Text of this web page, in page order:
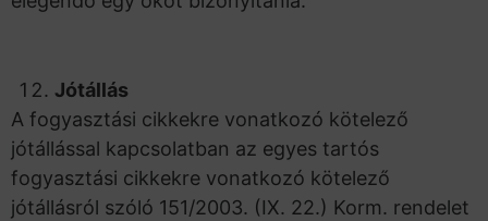
Jótállás
A fogyasztási cikkekre vonatkozó kötelező
jótállással kapcsolatban az egyes tartós
fogyasztási cikkekre vonatkozó kötelező
jótállásról szóló 151/2003. (IX. 22.) Korm. rendelet